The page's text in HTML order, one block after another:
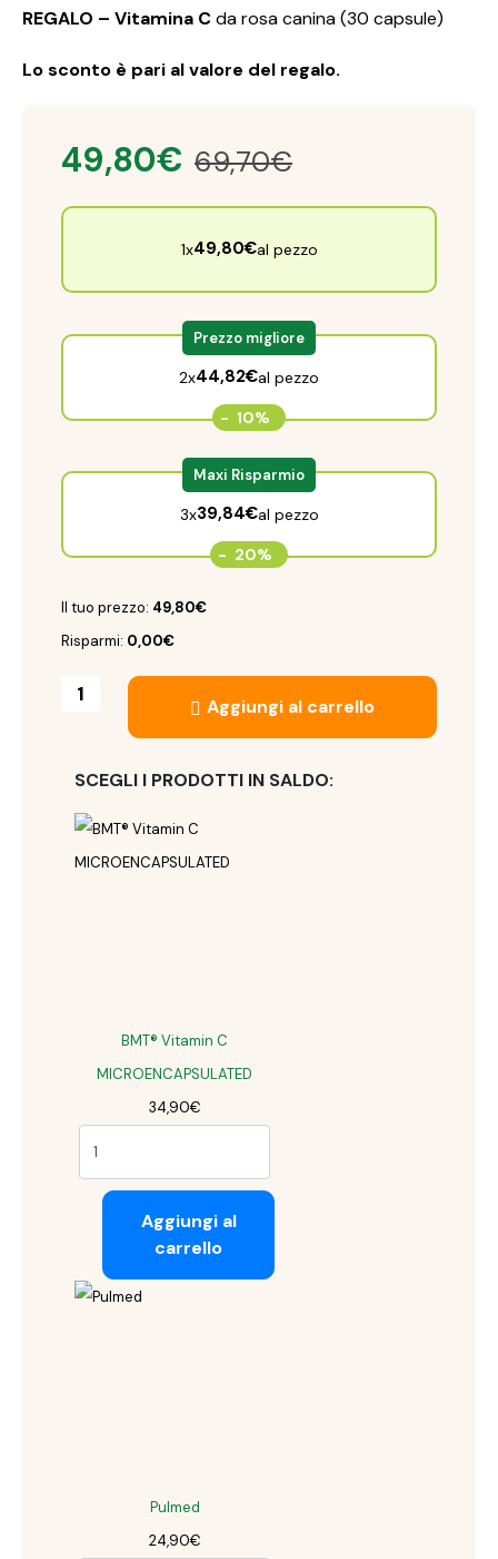
REGALO – Vitamina Cda rosa canina (30 capsule)
Lo sconto è pari al valore del regalo.
69,70€
49,80€
1x49,80€al pezzo
2x44,82€al pezzo
- 10%
Prezzo migliore
3x39,84€al pezzo
- 20%
Maxi Risparmio
Il tuo prezzo: 49,80€
Risparmi: 0,00€
Aggiungi al carrello
SCEGLI I PRODOTTI IN SALDO:
BMT® Vitamin C
MICROENCAPSULATED
34,90€
Aggiungi al
carrello
Pulmed
24,90€